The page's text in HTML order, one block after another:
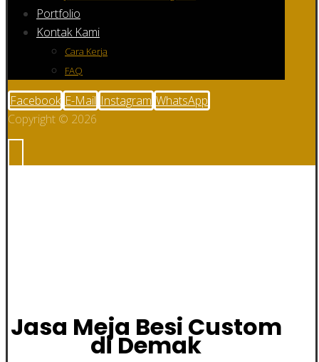
Portfolio
Kontak Kami
Cara Kerja
FAQ
Facebook E-Mail Instagram WhatsApp
Copyright © 2026
Jasa Meja Besi Custom
di Demak